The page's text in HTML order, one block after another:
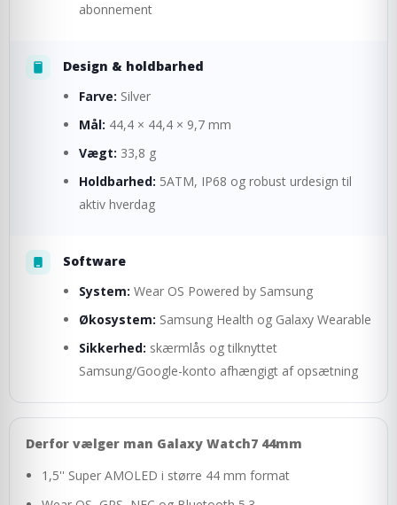
abonnement
Design & holdbarhed
Farve: Silver
Mål: 44,4 × 44,4 × 9,7 mm
Vægt: 33,8 g
Holdbarhed: 5ATM, IP68 og robust urdesign til
aktiv hverdag
Software
System: Wear OS Powered by Samsung
Økosystem: Samsung Health og Galaxy Wearable
Sikkerhed: skærmlås og tilknyttet
Samsung/Google-konto afhængigt af opsætning
Derfor vælger man Galaxy Watch7 44mm
1,5'' Super AMOLED i større 44 mm format